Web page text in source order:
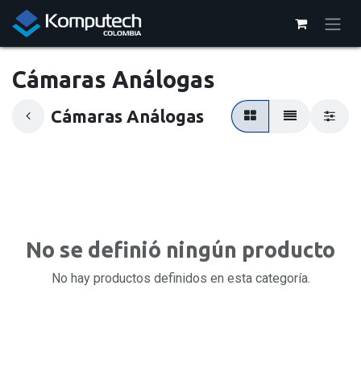
Ir al contenido
Cámaras Análogas
Cámaras Análogas
No se definió ningún producto
No hay productos definidos en esta categoría.